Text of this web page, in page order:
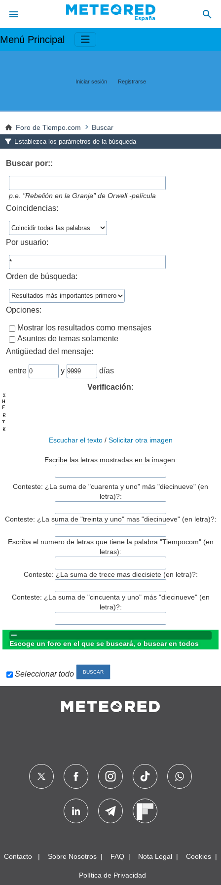
Menú Principal
Iniciar sesión Registrarse
Foro de Tiempo.com Buscar
Establezca los parámetros de la búsqueda
Buscar por::
p.e. "Rebelión en la Granja" de Orwell -película
Coincidencias:
Por usuario:
Orden de búsqueda:
Opciones:
Mostrar los resultados como mensajes
Asuntos de temas solamente
Antigüedad del mensaje:
entre y
días
Verificación:
Escuchar el texto/ Solicitar otra imagen
Escribe las letras mostradas en la imagen:
Conteste: ¿La suma de "cuarenta y uno" más "diecinueve" (en
letra)?:
Conteste: ¿La suma de "treinta y uno" mas "diecinueve" (en letra)?:
Escriba el numero de letras que tiene la palabra "Tiempocom" (en
letras):
Conteste: ¿La suma de trece mas diecisiete (en letra)?:
Conteste: ¿La suma de "cincuenta y uno" más "diecinueve" (en
letra)?:
Escoge un foro en el que se buscará, o buscar en todos
Seleccionar todo
Contacto Sobre Nosotros FAQ Nota Legal Cookies
Política de Privacidad